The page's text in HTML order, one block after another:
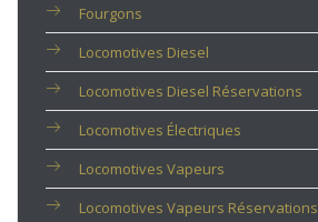
Fourgons
Locomotives Diesel
Locomotives Diesel Réservations
Locomotives Électriques
Locomotives Vapeurs
Locomotives Vapeurs Réservations